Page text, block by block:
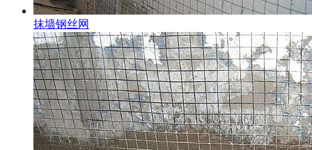
抹墙钢丝网